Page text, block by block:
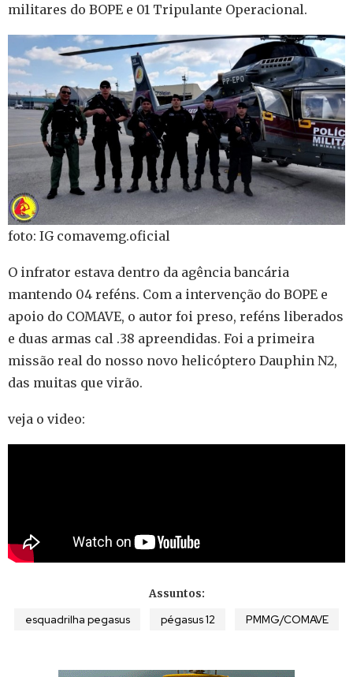
militares do BOPE e 01 Tripulante Operacional.
foto: IG comavemg.oficial
O infrator estava dentro da agência bancária
mantendo 04 reféns. Com a intervenção do BOPE e
apoio do COMAVE, o autor foi preso, reféns liberados
e duas armas cal .38 apreendidas. Foi a primeira
missão real do nosso novo helicóptero Dauphin N2,
das muitas que virão.
veja o video:
Assuntos:
esquadrilha pegasus pégasus 12 PMMG/COMAVE